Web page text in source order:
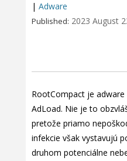
| Adware
Published: 2023 August
RootCompact je
AdLoad. Nie je to
pretože priamo
infekcie však vystavujú
druhom potenciálne